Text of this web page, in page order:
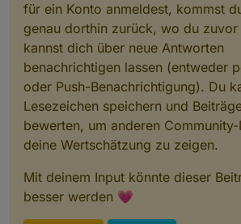
für ein Konto anmeldest, kommst
genau dorthin zurück, wo du zuvor
kannst dich über neue Antworten
benachrichtigen lassen (entweder
oder Push-Benachrichtigung). Du
Lesezeichen speichern und
bewerten, um anderen
deine Wertschätzung zu zeigen.
Mit deinem Input könnte dieser
besser werden 💗